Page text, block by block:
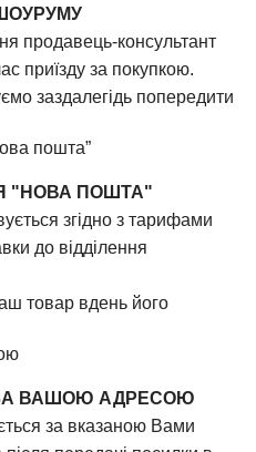
продавець-консультант
приїзду за покупкою.
заздалегідь попередити
пошта”
"НОВА ПОШТА"
згідно з тарифами
до відділення
товар вдень його
ВАШОЮ АДРЕСОЮ
за вказаною Вами